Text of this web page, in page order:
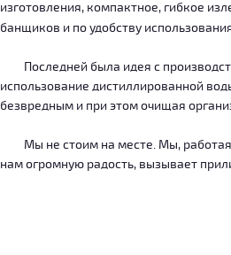
изготовления, компактное, гибкое
банщиков и по удобству
Последней была идея с
использование дистиллированной
безвредным и при этом очищая
Мы не стоим на месте. Мы, работая
нам огромную радость, вызывает